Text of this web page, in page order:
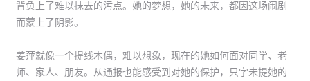
背负上了难以抹去的污点。她的梦想，她的未来，都因这场闹剧
而蒙上了阴影。
姜萍就像一个提线木偶，难以想象，现在的她如何面对同学、老
师、家人、朋友。从通报也能感受到对她的保护，只字未提她的